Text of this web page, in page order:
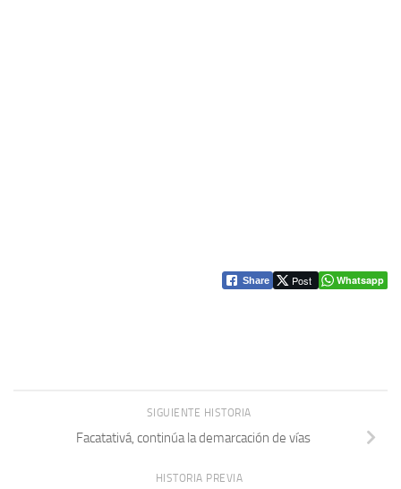
Share Post Whatsapp
SIGUIENTE HISTORIA
Facatativá, continúa la demarcación de vías
HISTORIA PREVIA